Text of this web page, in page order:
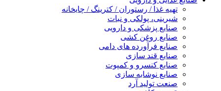
تهیه غذا / رستوران / کترینگ / چایخانه
شیرینی، پولکی و نبات
صنایع پزشکی و دارویی
صنایع روغن کشی
صنایع فرآورده های دامی
صنایع قند سازی
صنایع کنسرو و کمپوت
صنایع نوشابه سازی
صنعت تولید آرد